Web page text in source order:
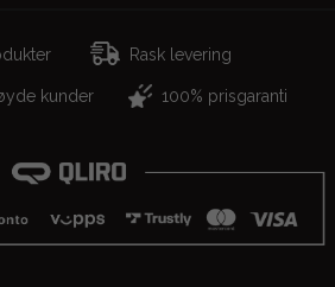
Rask levering
kunder 100% prisgaranti